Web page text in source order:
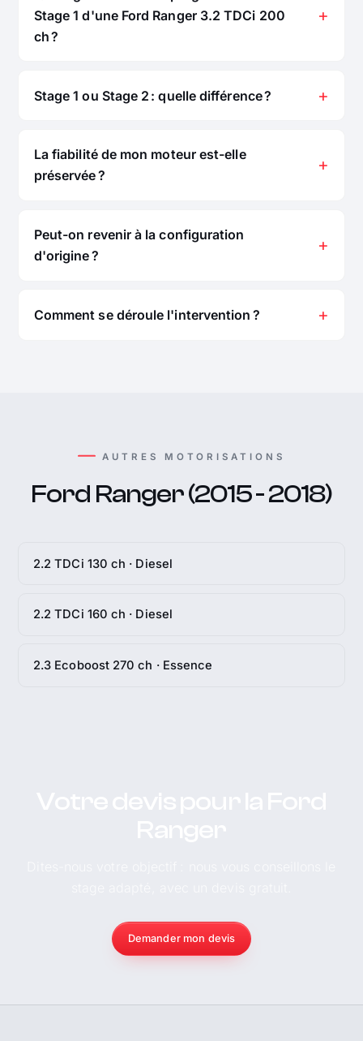
Stage 1 d'une Ford Ranger 3.2 TDCi 200
ch ?
Stage 1 ou Stage 2 : quelle différence ?
La fiabilité de mon moteur est-elle
préservée ?
Peut-on revenir à la configuration
d'origine ?
Comment se déroule l'intervention ?
AUTRES MOTORISATIONS
Ford Ranger (2015 - 2018)
2.2 TDCi 130 ch · Diesel
2.2 TDCi 160 ch · Diesel
2.3 Ecoboost 270 ch · Essence
Demander mon devis